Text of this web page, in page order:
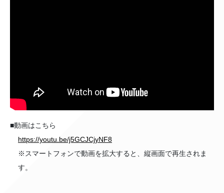
■動画はこちら
https://youtu.be/j5GCJCjyNF8
※スマートフォンで動画を拡大すると、縦画面で再生されま
す。